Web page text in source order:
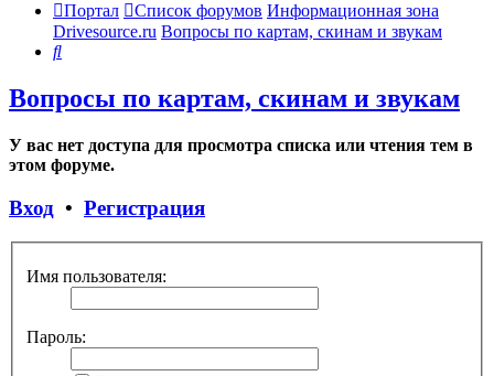
Портал Список форумов Информационная зона
Drivesource.ru Вопросы по картам, скинам и звукам
Поиск
Вопросы по картам, скинам и звукам
У вас нет доступа для просмотра списка или чтения тем в
этом форуме.
Вход • Регистрация
Имя пользователя:
Пароль: